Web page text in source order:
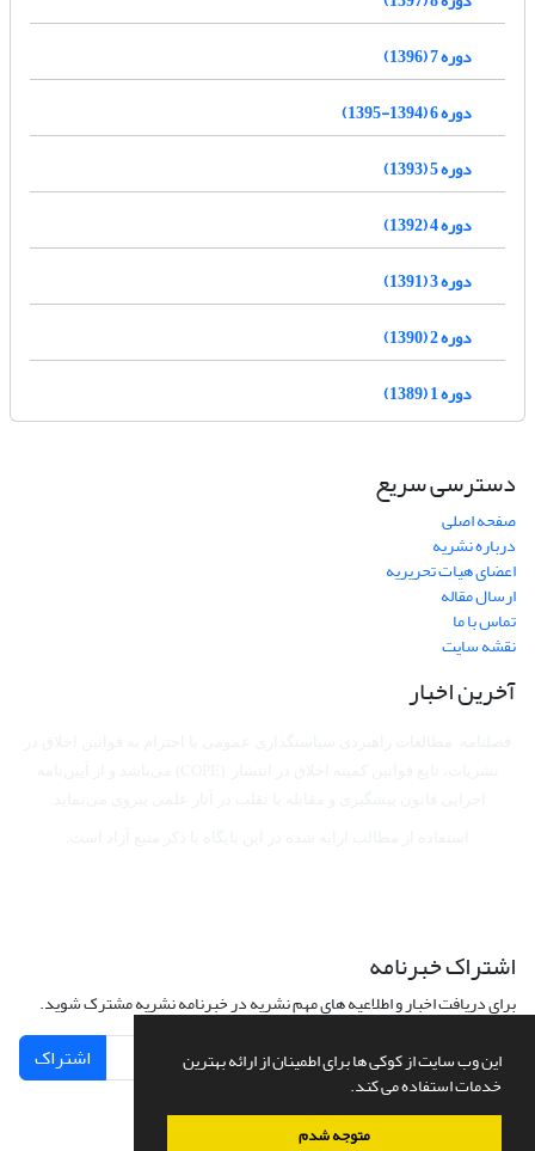
این وب سایت از کوکی ها برای اطمینان از ارائه بهترین
خدمات استفاده می کند.
متوجه شدم
دوره 7 (1396)
دوره 6 (1394-1395)
دوره 5 (1393)
دوره 4 (1392)
دوره 3 (1391)
دوره 2 (1390)
دوره 1 (1389)
دسترسی سریع
صفحه اصلی
درباره نشریه
اعضای هیات تحریریه
ارسال مقاله
تماس با ما
نقشه سایت
آخرین اخبار
اشتراک خبرنامه
برای دریافت اخبار و اطلاعیه های مهم نشریه در خبرنامه نشریه مشترک شوید.
اشتراک